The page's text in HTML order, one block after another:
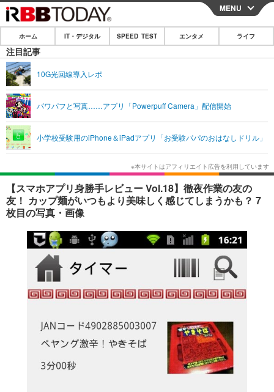
CLOSE
ホーム
IT・デジタル
ショッピング その他
SPEED TEST
エンタメ
エンタメTOP 映画・ドラマ
韓国・芸能
音楽 スポーツ
グラビア
ショッピング その他
ライフ
ライフTOP グルメ
ペット ショッピング
その他
リリース一覧
プッシュ通知の停止方法
MENU
ホーム IT・デジタル SPEED TEST エンタメ ライフ
注目記事
10G光回線導入レポ
パワパフと写真……アプリ「Powerpuff Camera」配信開始
小学校受験用のiPhone＆iPadアプリ「お受験パパのおはなしドリル」
【スマホアプリ身勝手レビュー Vol.18】徹夜作業の友の
友！ カップ麺がいつもより美味しく感じてしまうかも？ 7
枚目の写真・画像